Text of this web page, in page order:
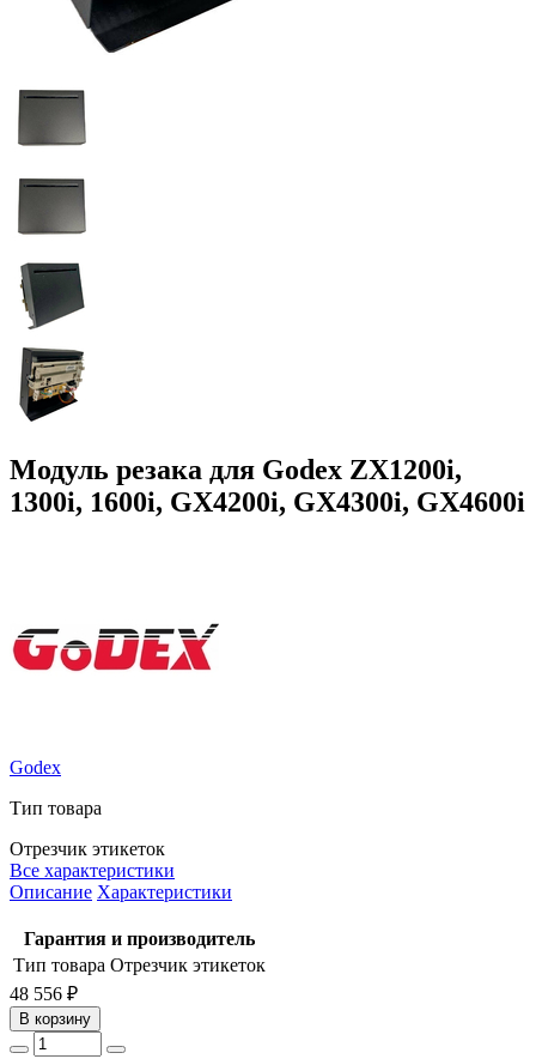
Модуль резака для Godex ZX1200i,
1300i, 1600i, GX4200i, GX4300i, GX4600i
Godex
Тип товара
Отрезчик этикеток
Все характеристики
Описание Характеристики
Гарантия и производитель
Тип товара Отрезчик этикеток
48 556 ₽
В корзину